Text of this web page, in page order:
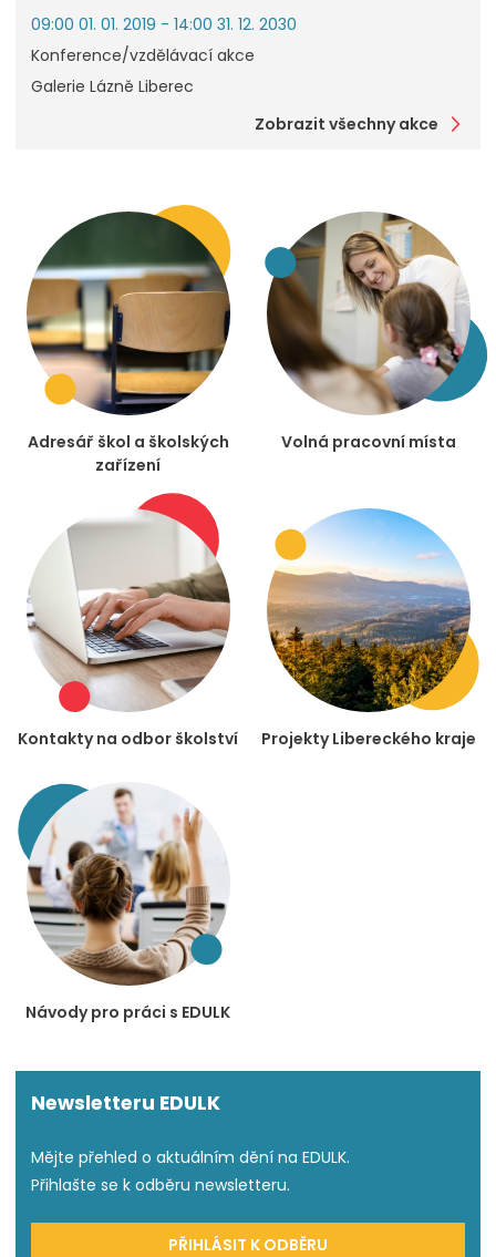
09:00 01. 01. 2019 - 14:00 31. 12. 2030
Konference/vzdělávací akce
Galerie Lázně Liberec
Zobrazit všechny akce
Adresář škol a školských
zařízení
Volná pracovní místa
Kontakty na odbor školství Projekty Libereckého kraje
Návody pro práci s EDULK
Newsletteru EDULK
Mějte přehled o aktuálním dění na EDULK.
Přihlašte se k odběru newsletteru.
PŘIHLÁSIT K ODBĚRU